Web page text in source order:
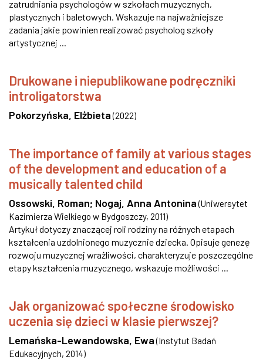
zatrudniania psychologów w szkołach muzycznych,
plastycznych i baletowych. Wskazuje na najważniejsze
zadania jakie powinien realizować psycholog szkoły
artystycznej ...
Drukowane i niepublikowane podręczniki
introligatorstwa
Pokorzyńska, Elżbieta (2022)
The importance of family at various stages
of the development and education of a
musically talented child
Ossowski, Roman; Nogaj, Anna Antonina (Uniwersytet
Kazimierza Wielkiego w Bydgoszczy, 2011)
Artykuł dotyczy znaczącej roli rodziny na różnych etapach
kształcenia uzdolnionego muzycznie dziecka. Opisuje genezę
rozwoju muzycznej wrażliwości, charakteryzuje poszczególne
etapy kształcenia muzycznego, wskazuje możliwości ...
Jak organizować społeczne środowisko
uczenia się dzieci w klasie pierwszej?
Lemańska-Lewandowska, Ewa (Instytut Badań
Edukacyjnych, 2014)